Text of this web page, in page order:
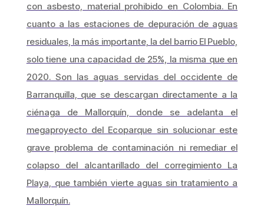
con asbesto, material prohibido en Colombia. En
cuanto a las estaciones de depuración de aguas
residuales, la más importante, la del barrio El Pueblo,
solo tiene una capacidad de 25%, la misma que en
2020. Son las aguas servidas del occidente de
Barranquilla, que se descargan directamente a la
ciénaga de Mallorquín, donde se adelanta el
megaproyecto del Ecoparque sin solucionar este
grave problema de contaminación ni remediar el
colapso del alcantarillado del corregimiento La
Playa, que también vierte aguas sin tratamiento a
Mallorquín.